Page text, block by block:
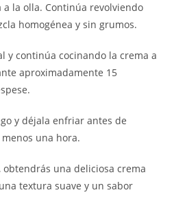
a la olla. Continúa revolviendo
homogénea y sin grumos.
y continúa cocinando la crema a
aproximadamente 15
y déjala enfriar antes de
una hora.
obtendrás una deliciosa crema
textura suave y un sabor